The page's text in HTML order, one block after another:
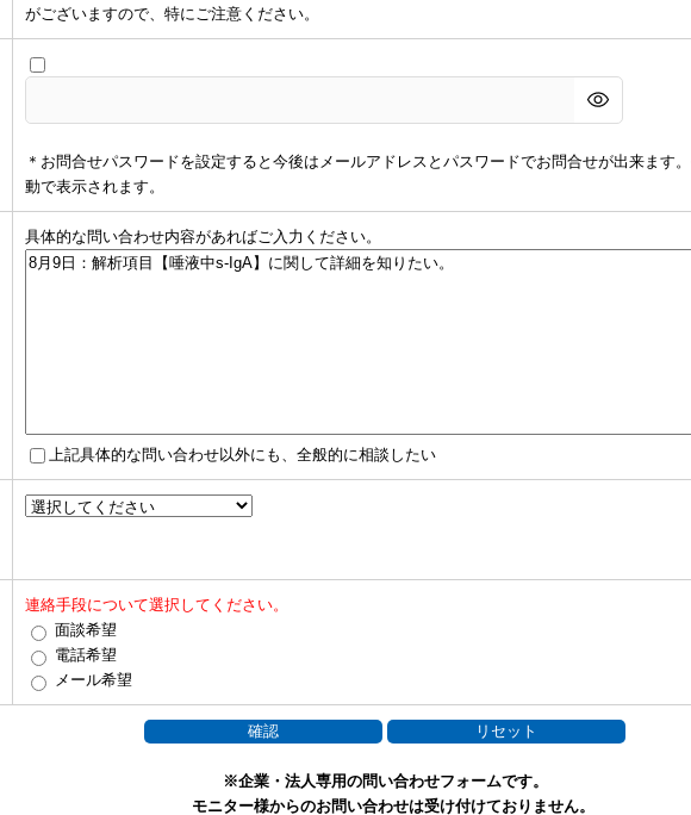
がございますので、特にご注意ください。
＊お問合せパスワードを設定すると今後はメールアドレスとパスワードでお問合せが出来ます
動で表示されます。
具体的な問い合わせ内容があればご入力ください。
上記具体的な問い合わせ以外にも、全般的に相談したい
連絡手段について選択してください。
面談希望
電話希望
メール希望
※企業・法人専用の問い合わせフォームです。
モニター様からのお問い合わせは受け付けておりません。